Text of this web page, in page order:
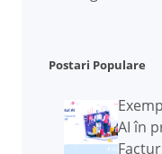
Postari Populare
AI în